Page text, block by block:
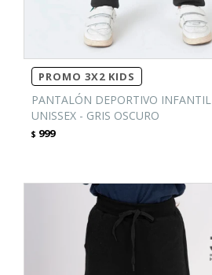
PROMO 3X2 KIDS
PANTALÓN DEPORTIVO INFANTIL
UNISSEX - GRIS OSCURO
$ 999